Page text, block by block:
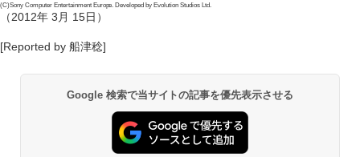
(C)Sony Computer Entertainment Europe. Developed by Evolution Studios Ltd.
（2012年 3月 15日）
[Reported by 船津稔]
Google 検索で当サイトの記事を優先表示させる